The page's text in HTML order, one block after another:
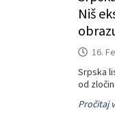
Niš
16.
Srpska
od
Pročitaj